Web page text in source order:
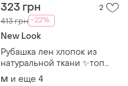
323 грн 2
413 грн -22%
New Look
Рубашка лен хлопок из
натуральной ткани ✨топ
цена и качество
M и еще 4